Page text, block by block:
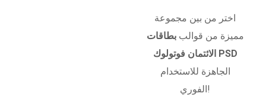
اختر من بين مجموعة
مميزة من قوالببطاقات
الائتمان فوتولوك PSD
الجاهزة للاستخدام
الفوري!